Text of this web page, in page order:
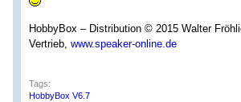
HobbyBox – Distribution © 2015 Walter
Vertrieb, www.speaker-online.de
Tags:
HobbyBox V6.7